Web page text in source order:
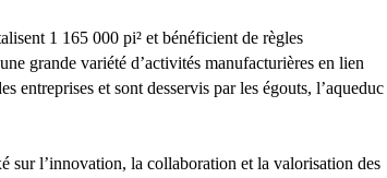
1 165 000 pi² et bénéficient de règles
grande variété d’activités manufacturières en lien
entreprises et sont desservis par les égouts, l’aqueduc
sur l’innovation, la collaboration et la valorisation des